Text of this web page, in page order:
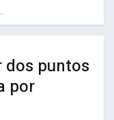
dos puntos
por